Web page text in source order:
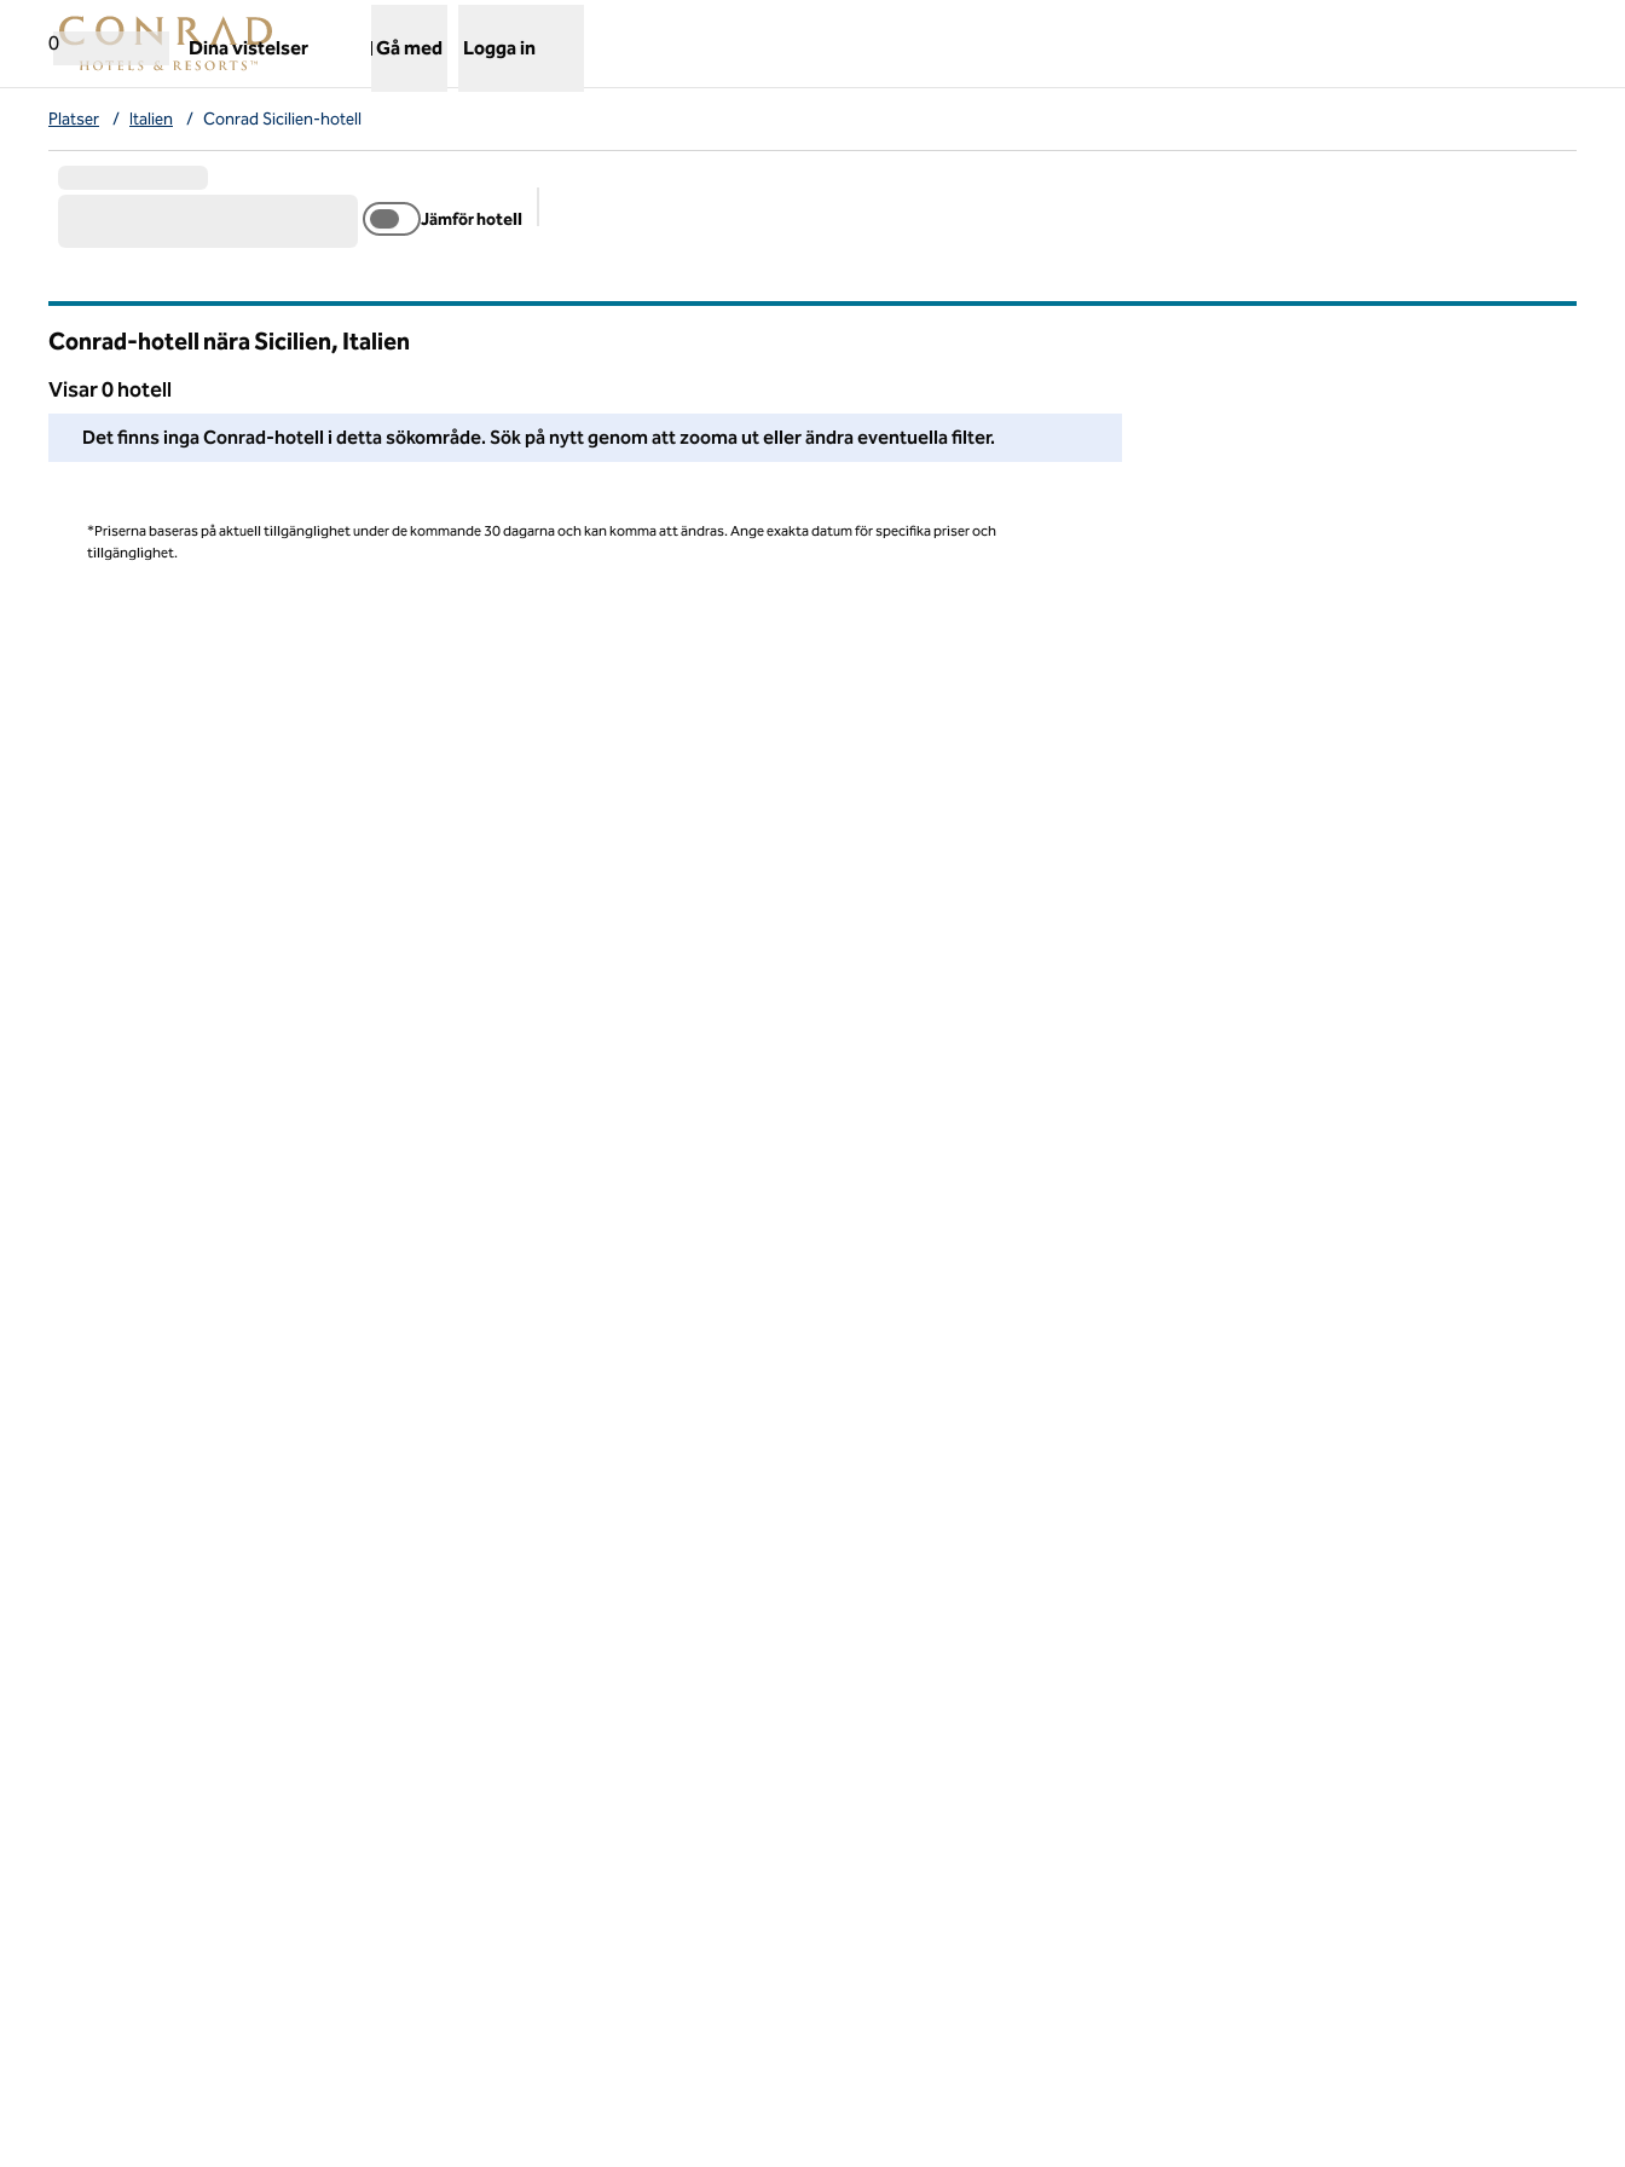
Gå vidare till innehållet
0
Dina vistelser
,öppnar ny flik
Gå med Logga in
Platser / Italien / Conrad Sicilien-hotell
Jämför hotell
Conrad-hotell nära Sicilien, Italien
Visar 0 hotell
Vi kunde inte hitta några hotell i detta område. Ändra dina filter eller försök zooma ut för att få fler sökresultat.
Det finns inga Conrad-hotell i detta sökområde. Sök på nytt genom att zooma ut eller ändra eventuella filter.
*Priserna baseras på aktuell tillgänglighet under de kommande 30 dagarna och kan komma att ändras. Ange exakta datum för specifika priser och
tillgänglighet.